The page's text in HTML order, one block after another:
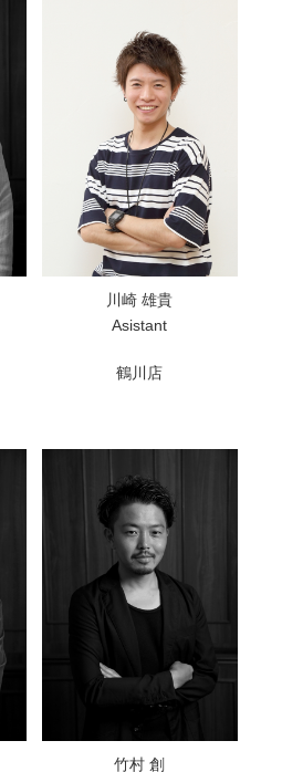
川崎 雄貴
Asistant
鶴川店
竹村 創